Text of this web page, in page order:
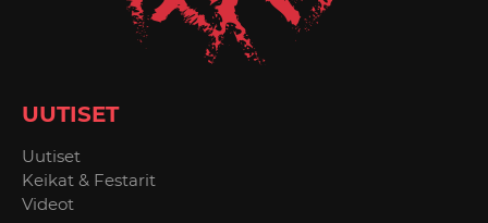
UUTISET
Uutiset
Keikat & Festarit
Videot